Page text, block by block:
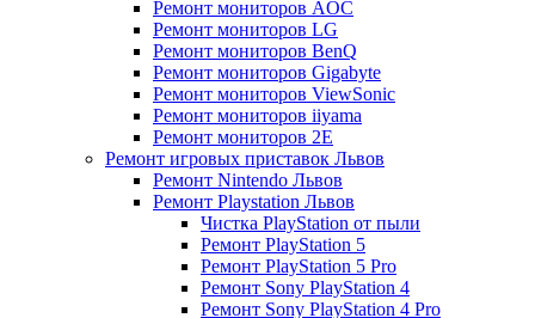
Ремонт мониторов AOC
Ремонт мониторов LG
Ремонт мониторов BenQ
Ремонт мониторов Gigabyte
Ремонт мониторов ViewSonic
Ремонт мониторов iiyama
Ремонт мониторов 2E
Ремонт игровых приставок Львов
Ремонт Nintendo Львов
Ремонт Playstation Львов
Чистка PlayStation от пыли
Ремонт PlayStation 5
Ремонт PlayStation 5 Pro
Ремонт Sony PlayStation 4
Ремонт Sony PlayStation 4 Pro